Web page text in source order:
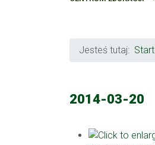
Jesteś tutaj: Start
2014-03-20